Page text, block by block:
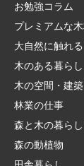
お勉強コラム
プレミアムな
大自然に触れる
木のある暮らし
木の空間・建築
林業の仕事
森と木の暮ら
森の動植物